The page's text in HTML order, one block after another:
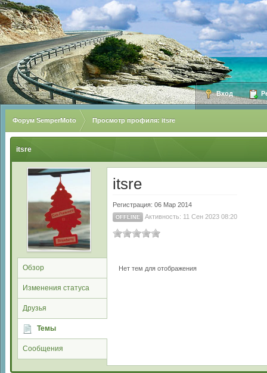
Вход
Форум SemperMoto Просмотр профиля: itsre
itsre
Обзор
Изменения статуса
Друзья
Темы
Сообщения
itsre
Регистрация: 06 Мар 2014
OFFLINE Активность: 11 Сен 2023 08:20
Нет тем для отображения